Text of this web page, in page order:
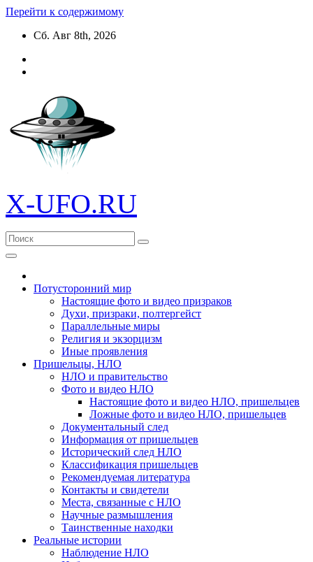
Перейти к содержимому
Сб. Авг 8th, 2026
X-UFO.RU
Потусторонний мир
Настоящие фото и видео призраков
Духи, призраки, полтергейст
Параллельные миры
Религия и экзорцизм
Иные проявления
Пришельцы, НЛО
НЛО и правительство
Фото и видео НЛО
Настоящие фото и видео НЛО, пришельцев
Ложные фото и видео НЛО, пришельцев
Документальный след
Информация от пришельцев
Исторический след НЛО
Классификация пришельцев
Рекомендуемая литература
Контакты и свидетели
Места, связанные с НЛО
Научные размышления
Таинственные находки
Реальные истории
Наблюдение НЛО